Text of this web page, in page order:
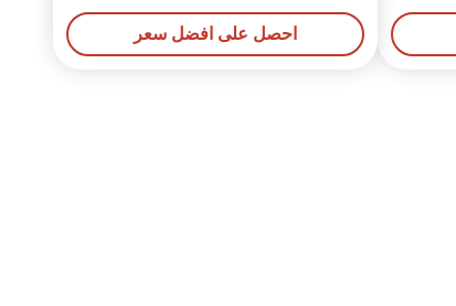
احصل على افضل سعر